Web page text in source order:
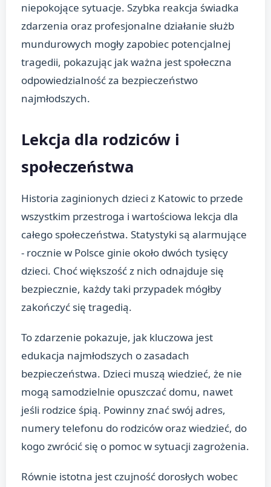
niepokojące sytuacje. Szybka reakcja świadka
zdarzenia oraz profesjonalne działanie służb
mundurowych mogły zapobiec potencjalnej
tragedii, pokazując jak ważna jest społeczna
odpowiedzialność za bezpieczeństwo
najmłodszych.
Lekcja dla rodziców i
społeczeństwa
Historia zaginionych dzieci z Katowic to przede
wszystkim przestroga i wartościowa lekcja dla
całego społeczeństwa. Statystyki są alarmujące
- rocznie w Polsce ginie około dwóch tysięcy
dzieci. Choć większość z nich odnajduje się
bezpiecznie, każdy taki przypadek mógłby
zakończyć się tragedią.
To zdarzenie pokazuje, jak kluczowa jest
edukacja najmłodszych o zasadach
bezpieczeństwa. Dzieci muszą wiedzieć, że nie
mogą samodzielnie opuszczać domu, nawet
jeśli rodzice śpią. Powinny znać swój adres,
numery telefonu do rodziców oraz wiedzieć, do
kogo zwrócić się o pomoc w sytuacji zagrożenia.
Równie istotna jest czujność dorosłych wobec